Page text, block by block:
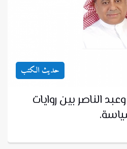
حديث الكتب
الناصر بين روايات